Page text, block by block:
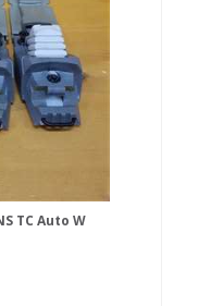
TC Auto W